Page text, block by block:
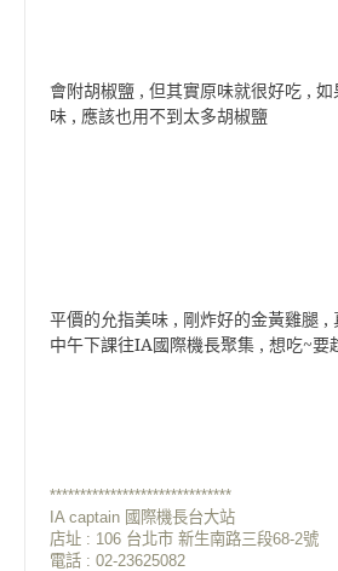
會附胡椒鹽 , 但其實原味就很好吃 ,
味 , 應該也用不到太多胡椒鹽
平價的允指美味 , 剛炸好的金黃雞腿 ,
中午下課往IA國際機長聚集 , 想吃~要
******************************
IA captain 國際機長台大站
店址 : 106 台北市 新生南路三段68-2號
電話 : 02-23625082